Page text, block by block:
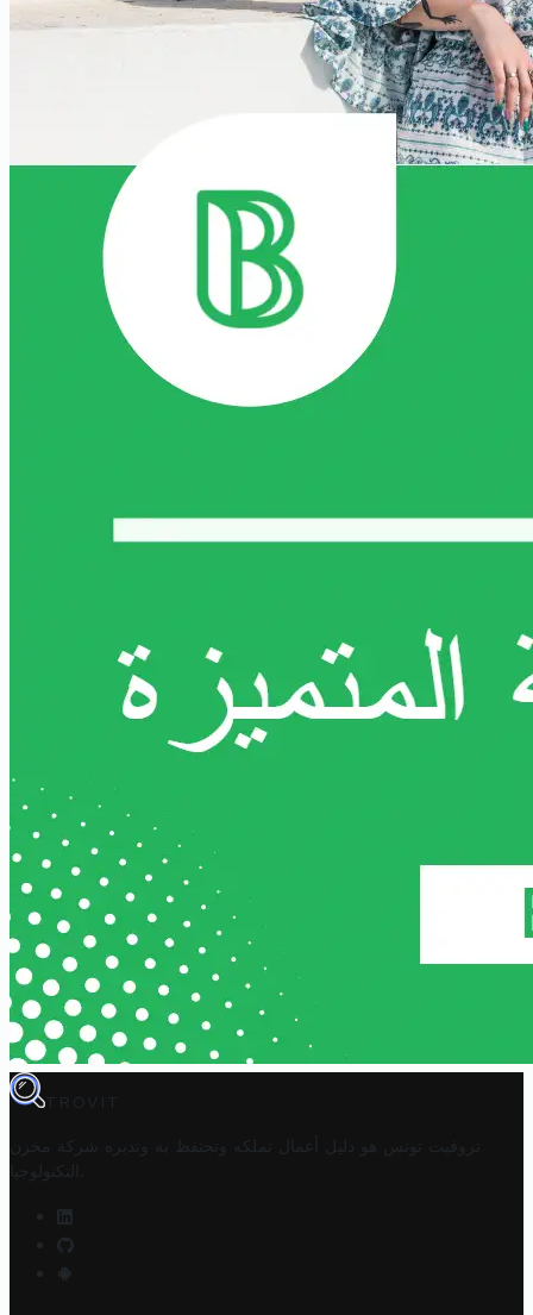
TROVIT
تروفيت تونس هو دليل أعمال تملكه وتحتفظ به وتديره
شركة مخزن
التكنولوجيا